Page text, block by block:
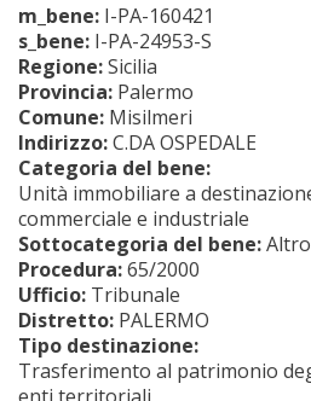
m_bene: I-PA-160421
s_bene: I-PA-24953-S
Regione:Sicilia
Provincia: Palermo
Comune: Misilmeri
Indirizzo:C.DA OSPEDALE
Categoria del bene:
Unità immobiliare a
commerciale e industriale
Sottocategoria del bene:Altro
Procedura:65/2000
Ufficio: Tribunale
Distretto: PALERMO
Tipo destinazione:
Trasferimento al patrimonio